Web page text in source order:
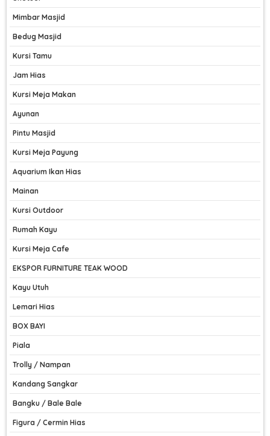
Mimbar Masjid
Bedug Masjid
Kursi Tamu
Jam Hias
Kursi Meja Makan
Ayunan
Pintu Masjid
Kursi Meja Payung
Aquarium Ikan Hias
Mainan
Kursi Outdoor
Rumah Kayu
Kursi Meja Cafe
EKSPOR FURNITURE TEAK WOOD
Kayu Utuh
Lemari Hias
BOX BAYI
Piala
Trolly / Nampan
Kandang Sangkar
Bangku / Bale Bale
Figura / Cermin Hias